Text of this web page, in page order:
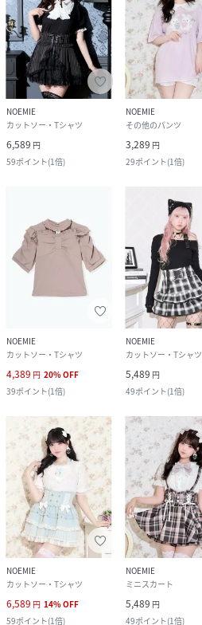
NOEMIE
カットソー・Tシャツ
6,589 円
59ポイント(1倍)
NOEMIE
その他のパンツ
3,289 円
29ポイント(1倍)
NOEMIE
カットソー・Tシャツ
4,389 円 20%OFF
39ポイント(1倍)
NOEMIE
カットソー・Tシャツ
5,489 円
49ポイント(1倍)
NOEMIE
カットソー・Tシャツ
6,589 円 14%OFF
59ポイント(1倍)
NOEMIE
ミニスカート
5,489 円
49ポイント(1倍)